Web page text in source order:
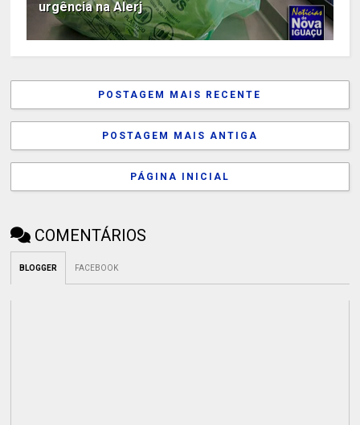
urgência na Alerj
POSTAGEM MAIS RECENTE
POSTAGEM MAIS ANTIGA
PÁGINA INICIAL
COMENTÁRIOS
BLOGGER FACEBOOK